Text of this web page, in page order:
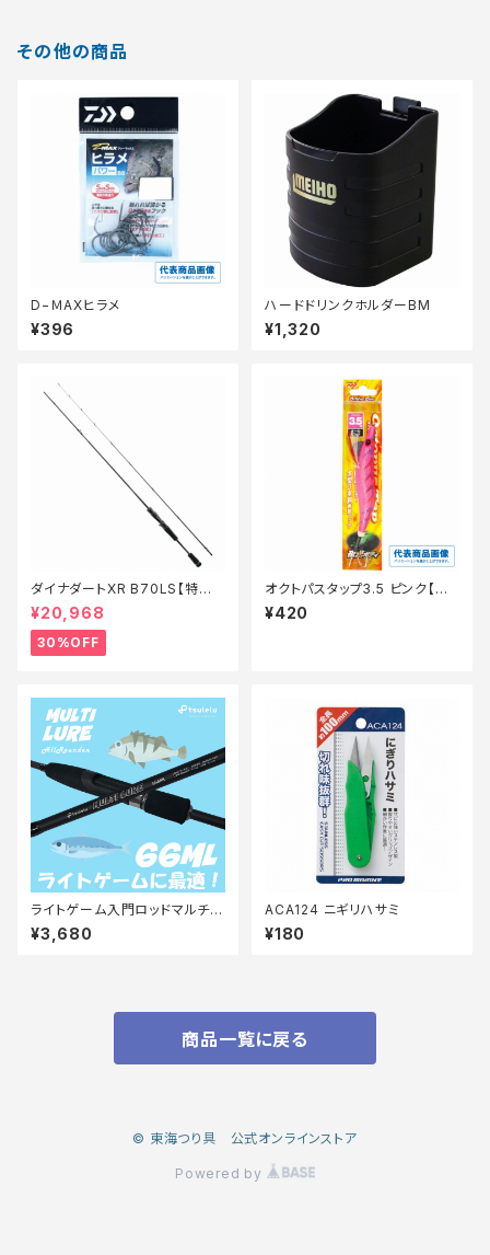
その他の商品
D−ＭAXヒラメ
¥396
ハードドリンクホルダーBM
¥1,320
ダイナダートXR B70LS【特価
ロッド】【30】
¥20,968
30%OFF
オクトパスタップ3.5 ピンク【継
続セール_ルアー】
¥420
ライトゲーム入門ロッドマルチル
アーアジメバル 66ML マットブ
ラック
¥3,680
ACA124 ニギリハサミ
¥180
商品一覧に戻る
© 東海つり具 公式オンラインストア
Powered by